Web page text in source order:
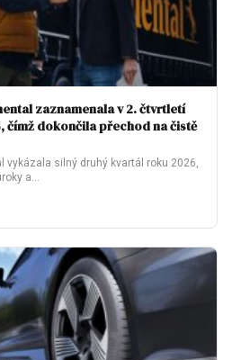
zaznamenala v 2. čtvrtletí
čímž dokončila přechod na čistě
vykázala silný druhý kvartál roku 2026,
a…